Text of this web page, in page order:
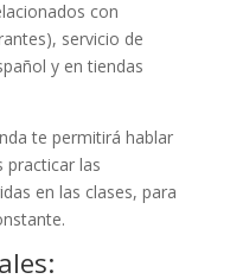
con
servicio de
y en tiendas
te permitirá hablar
practicar las
en las clases, para